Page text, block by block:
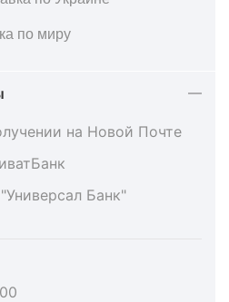
по миру
на Новой Почте
Банк"